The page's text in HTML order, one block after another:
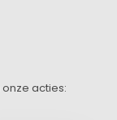
acties: